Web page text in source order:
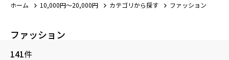
ホーム 10,000円～20,000円 カテゴリから探す ファッション
ファッション
141件